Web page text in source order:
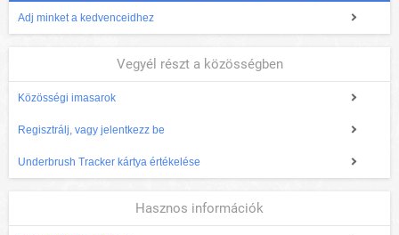
Adj minket a kedvenceidhez
Vegyél részt a közösségben
Közösségi imasarok
Regisztrálj, vagy jelentkezz be
Underbrush Tracker kártya értékelése
Hasznos információk